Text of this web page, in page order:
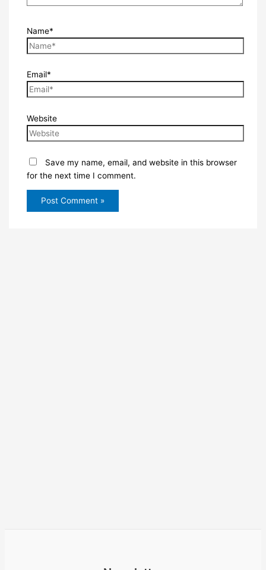
Name*
Email*
Website
Save my name, email, and website in this browser
for the next time I comment.